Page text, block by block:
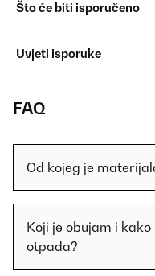
Što će biti isporučeno
Uvjeti isporuke
FAQ
Od kojeg je
Koji je obujam i
otpada?